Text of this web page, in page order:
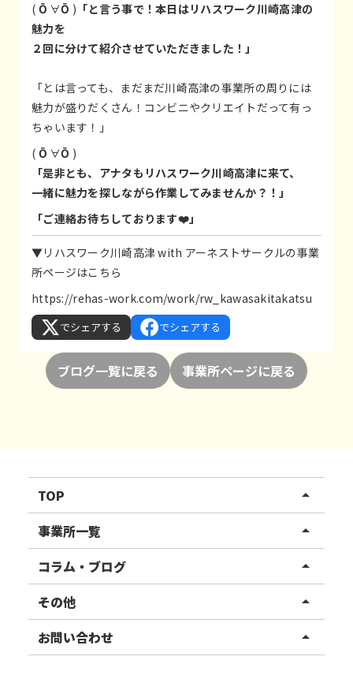
( Ō ∀Ō ) 「と言う事で！本日はリハスワーク川崎高津の
魅力を
２回に分けて紹介させていただきました！」
「とは言っても、まだまだ川崎高津の事業所の周りには
魅力が盛りだくさん！コンビニやクリエイトだって有っ
ちゃいます！」
( Ō ∀Ō )
「是非とも、アナタもリハスワーク川崎高津に来て、
一緒に魅力を探しながら作業してみませんか？！」
「ご連絡お待ちしております❤️」
▼リハスワーク川崎高津 with アーネストサークルの事業
所ページはこちら
https://rehas-work.com/work/rw_kawasakitakatsu
でシェアする でシェアする
ブログ一覧に戻る 事業所ページに戻る
TOP arrow_drop_up
リハスワーク
リハスファーム
事業所一覧 arrow_drop_up
関東エリア
東北エリア
甲信越エリア
コラム・ブログ arrow_drop_up
事業所ブログ
ご利用者様の声
その他 arrow_drop_up
お知らせ
お問い合わせ arrow_drop_up